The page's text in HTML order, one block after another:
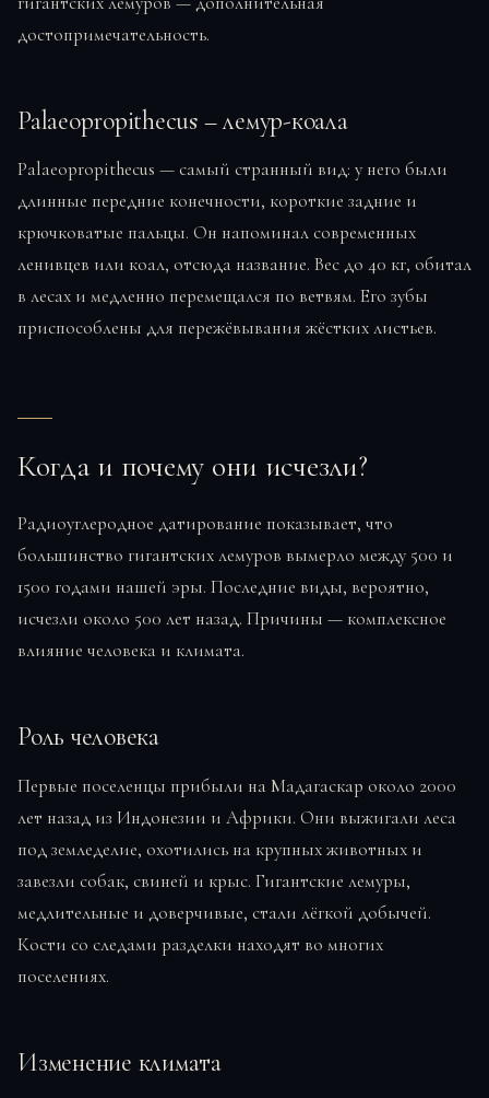
достопримечательность.
Palaeopropithecus – лемур-коала
Palaeopropithecus — самый странный вид: у него были
длинные передние конечности, короткие задние и
крючковатые пальцы. Он напоминал современных
ленивцев или коал, отсюда название. Вес до 40 кг, обитал
в лесах и медленно перемещался по ветвям. Его зубы
приспособлены для пережёвывания жёстких листьев.
Когда и почему они исчезли?
Радиоуглеродное датирование показывает, что
большинство гигантских лемуров вымерло между 500 и
1500 годами нашей эры. Последние виды, вероятно,
исчезли около 500 лет назад. Причины — комплексное
влияние человека и климата.
Роль человека
Первые поселенцы прибыли на Мадагаскар около 2000
лет назад из Индонезии и Африки. Они выжигали леса
под земледелие, охотились на крупных животных и
завезли собак, свиней и крыс. Гигантские лемуры,
медлительные и доверчивые, стали лёгкой добычей.
Кости со следами разделки находят во многих
поселениях.
Изменение климата